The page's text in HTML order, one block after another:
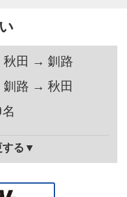
秋田 → 釧路
釧路 → 秋田
する▼